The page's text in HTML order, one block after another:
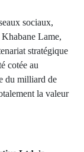
sociaux,
Lame,
stratégique
cotée au
du milliard de
la valeur